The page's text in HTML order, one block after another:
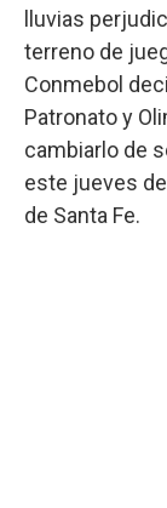
lluvias
terreno de
Conmebol
Patronato y
cambiarlo de
este jueves
de Santa Fe.